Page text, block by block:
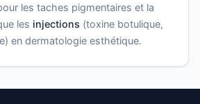
les taches pigmentaires et la
les injections (toxine botulique,
en dermatologie esthétique.